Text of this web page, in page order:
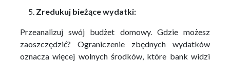
Zredukuj bieżące wydatki:
Przeanalizuj swój budżet domowy. Gdzie możesz
zaoszczędzić? Ograniczenie zbędnych wydatków
oznacza więcej wolnych środków, które bank widzi